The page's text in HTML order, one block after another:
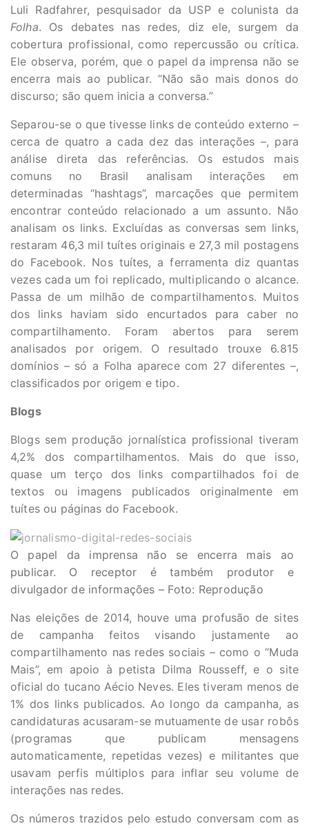
Luli Radfahrer, pesquisador da USP e colunista da
Folha. Os debates nas redes, diz ele, surgem da
cobertura profissional, como repercussão ou crítica.
Ele observa, porém, que o papel da imprensa não se
encerra mais ao publicar. “Não são mais donos do
discurso; são quem inicia a conversa.”
Separou-se o que tivesse links de conteúdo externo –
cerca de quatro a cada dez das interações –, para
análise direta das referências. Os estudos mais
comuns no Brasil analisam interações em
determinadas “hashtags”, marcações que permitem
encontrar conteúdo relacionado a um assunto. Não
analisam os links. Excluídas as conversas sem links,
restaram 46,3 mil tuítes originais e 27,3 mil postagens
do Facebook. Nos tuítes, a ferramenta diz quantas
vezes cada um foi replicado, multiplicando o alcance.
Passa de um milhão de compartilhamentos. Muitos
dos links haviam sido encurtados para caber no
compartilhamento. Foram abertos para serem
analisados por origem. O resultado trouxe 6.815
domínios – só a Folha aparece com 27 diferentes –,
classificados por origem e tipo.
Blogs
Blogs sem produção jornalística profissional tiveram
4,2% dos compartilhamentos. Mais do que isso,
quase um terço dos links compartilhados foi de
textos ou imagens publicados originalmente em
tuítes ou páginas do Facebook.
O papel da imprensa não se encerra mais ao
publicar. O receptor é também produtor e
divulgador de informações – Foto: Reprodução
Nas eleições de 2014, houve uma profusão de sites
de campanha feitos visando justamente ao
compartilhamento nas redes sociais – como o “Muda
Mais”, em apoio à petista Dilma Rousseff, e o site
oficial do tucano Aécio Neves. Eles tiveram menos de
1% dos links publicados. Ao longo da campanha, as
candidaturas acusaram-se mutuamente de usar robôs
(programas que publicam mensagens
automaticamente, repetidas vezes) e militantes que
usavam perfis múltiplos para inflar seu volume de
interações nas redes.
Os números trazidos pelo estudo conversam com as